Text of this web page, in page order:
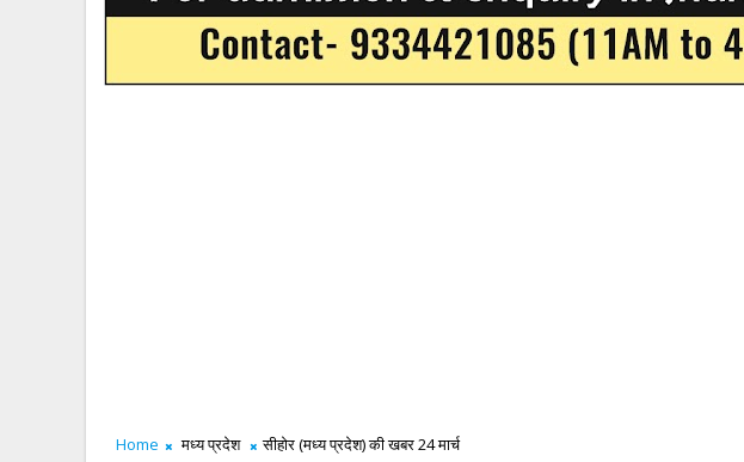
Home मध्य प्रदेश सीहोर (मध्य प्रदेश) की खबर 24 मार्च